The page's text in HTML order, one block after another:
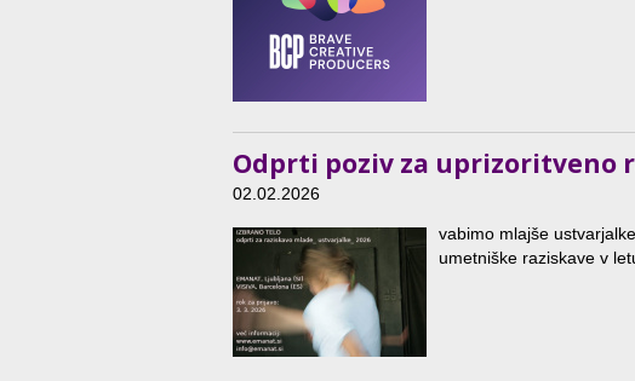
Odprti poziv za uprizoritveno
02.02.2026
vabimo mlajše
umetniške raziskave v